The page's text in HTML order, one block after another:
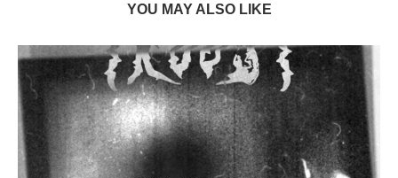
YOU MAY ALSO LIKE